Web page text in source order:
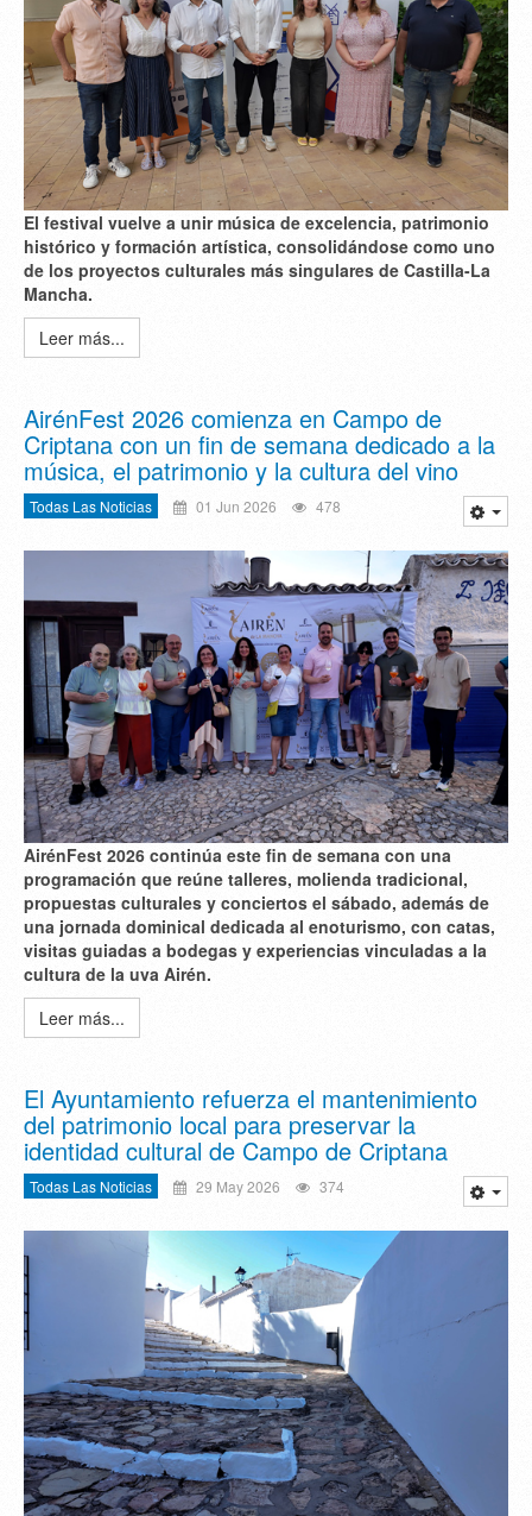
El festival vuelve a unirmúsica de excelencia, patrimonio
histórico y formación artística, consolidándose como uno
de los proyectos culturales más singulares de Castilla-La
Mancha.
Leer más...
AirénFest 2026 comienza en Campo de
Criptana con un fin de semana dedicado a la
música, el patrimonio y la cultura del vino
Todas Las Noticias 01 Jun 2026 478
AirénFest 2026 continúa este fin de semana con una
programación que reúne talleres, molienda tradicional,
propuestas culturales y conciertos el sábado, además de
una jornada dominical dedicada al enoturismo, con catas,
visitas guiadas a bodegas y experiencias vinculadas a la
cultura de la uva Airén.
Leer más...
El Ayuntamiento refuerza el mantenimiento
del patrimonio local para preservar la
identidad cultural de Campo de Criptana
Todas Las Noticias 29 May 2026 374